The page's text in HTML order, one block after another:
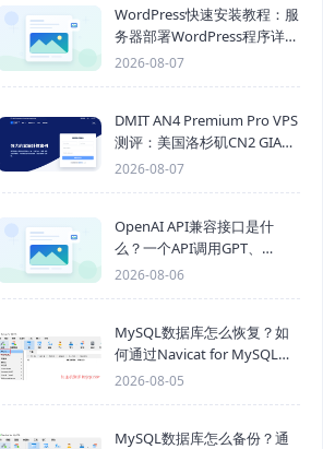
WordPress快速安装教程：服
务器部署WordPress程序详细
步骤
2026-08-07
DMIT AN4 Premium Pro VPS
测评：美国洛杉矶CN2 GIA三
网优化线路性能测试
2026-08-07
OpenAI API兼容接口是什
么？一个API调用GPT、
Claude、Gemini、DeepSeek
2026-08-06
MySQL数据库怎么恢复？如
何通过Navicat for MySQL导
入SQL备份文件
2026-08-05
MySQL数据库怎么备份？通